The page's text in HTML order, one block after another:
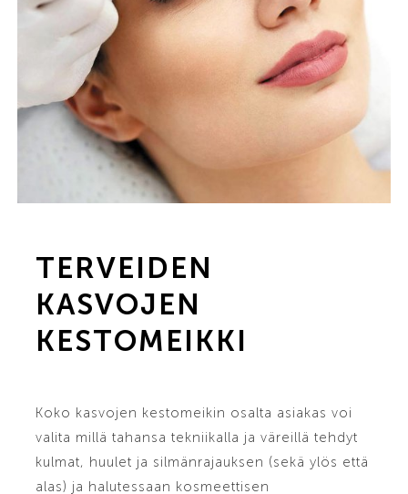
TERVEIDEN
KASVOJEN
KESTOMEIKKI
Koko kasvojen kestomeikin osalta asiakas voi
valita millä tahansa tekniikalla ja väreillä tehdyt
kulmat, huulet ja silmänrajauksen (sekä ylös että
alas) ja halutessaan kosmeettisen